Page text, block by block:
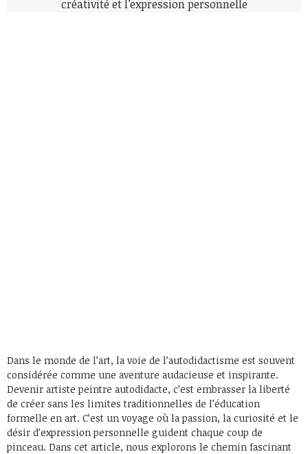
Dans le monde de l’art, la voie de l’autodidactisme est souvent
considérée comme une aventure audacieuse et inspirante.
Devenir artiste peintre autodidacte, c’est embrasser la liberté
de créer sans les limites traditionnelles de l’éducation
formelle en art. C’est un voyage où la passion, la curiosité et le
désir d’expression personnelle guident chaque coup de
pinceau. Dans cet article, nous explorons le chemin fascinant